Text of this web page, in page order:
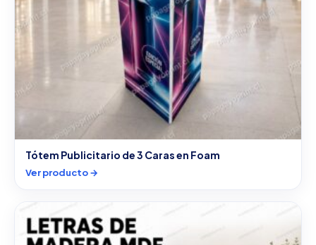
Tótem Publicitario de 3 Caras en Foam
Ver producto →